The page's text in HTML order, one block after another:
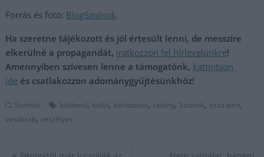
Forrás és fotó: BlogSzolnok
Ha szeretne tájékozott és jól értesült lenni, de messzire
elkerülné a propagandát, iratkozzon fel hírlevelünkre!
Amennyiben szívesen lenne a támogatónk, kattintson
ide és csatlakozzon adománygyűjtésünkhöz!
Szolnok bökkenő, kiálló, korlátozás, sétány, Szolnok, tisza-part,
vasdarab,veszélyes
Bejegyzés